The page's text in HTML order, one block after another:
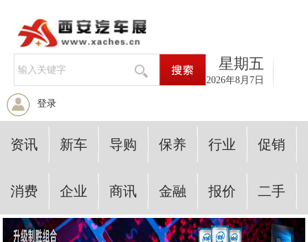
星期五
2026年8月7日
登录
资讯 新车 导购 保养 行业 促销
消费 企业 商讯 金融 报价 二手